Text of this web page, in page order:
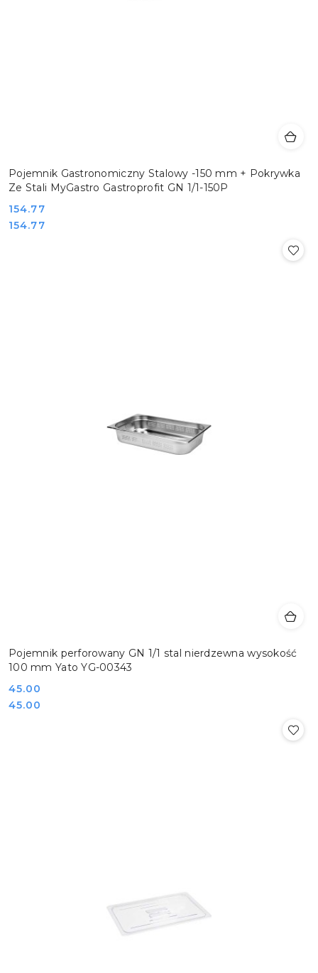
Pojemnik Gastronomiczny Stalowy -150 mm + Pokrywka
Ze Stali MyGastro Gastroprofit GN 1/1-150P
Cena:
154.77
Cena:
154.77
Pojemnik perforowany GN 1/1 stal nierdzewna wysokość
100 mm Yato YG-00343
Cena:
45.00
Cena:
45.00